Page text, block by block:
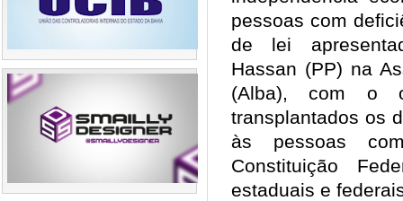
pessoas com
de lei
Hassan (PP) na
(Alba), com o
transplantados os
às pessoas
Constituição
estaduais e